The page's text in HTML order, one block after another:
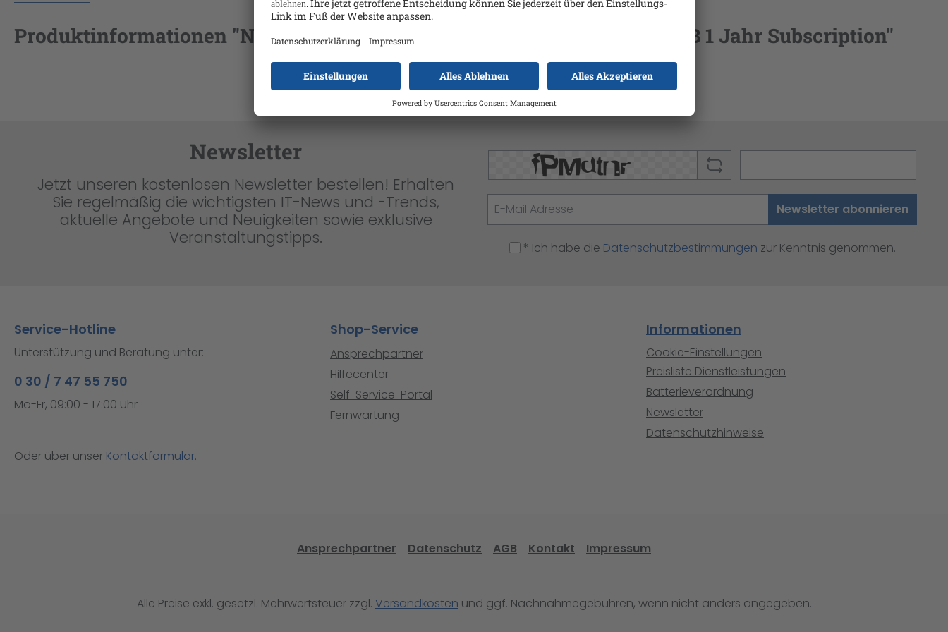
Produktinformationen "NPO CorelDRAW Graphics Suite 365, 1+ User SUB 1 Jahr Subscription"
Newsletter
Jetzt unseren kostenlosen Newsletter bestellen! Erhalten
Sie regelmäßig die wichtigsten IT-News und -Trends,
aktuelle Angebote und Neuigkeiten sowie exklusive
Veranstaltungstipps.
Newsletter abonnieren
* Ich habe die Datenschutzbestimmungen zur Kenntnis genommen.
Service-Hotline
Unterstützung und Beratung unter:
0 30 / 7 47 55 750
Mo-Fr, 09:00 - 17:00 Uhr
Oder über unser Kontaktformular.
Shop-Service
Ansprechpartner
Hilfecenter
Self-Service-Portal
Fernwartung
Informationen
Cookie-Einstellungen
Preisliste Dienstleistungen
Batterieverordnung
Newsletter
Datenschutzhinweise
Ansprechpartner Datenschutz AGB Kontakt Impressum
Alle Preise exkl. gesetzl. Mehrwertsteuer zzgl. Versandkosten und ggf. Nachnahmegebühren, wenn nicht anders angegeben.